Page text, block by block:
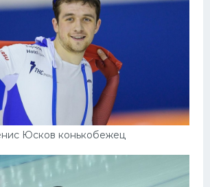
Юсков конькобежец